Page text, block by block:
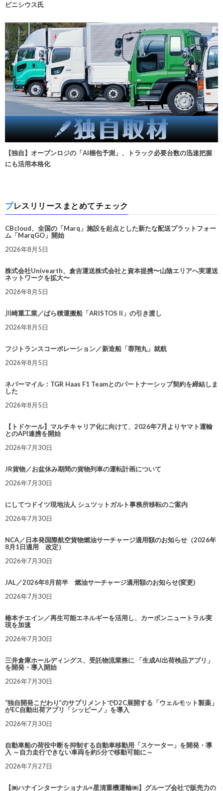
ビニシウス氏
【独自】オープンロジの「AI梱包予測」、トラック必要台数の迅速把握
にも活用本格化
プレスリリースまとめてチェック
CBcloud、全国の「Marq」施設を起点とした新たな配送プラットフォー
ム「MarqGO」開始
2026年8月5日
株式会社Univearth、倉吉運送株式会社と資本提携〜山陰エリアへ実運送
ネットワークを拡大〜
2026年8月5日
川崎重工業／ばら積運搬船「ARISTOS II」の引き渡し
2026年8月5日
フジトランスコーポレーション／新造船「蓉翔丸」就航
2026年8月5日
ネバーマイル：TGR Haas F1 Teamとのパートナーシップ契約を締結しま
した
2026年8月5日
【トドケール】マルチキャリア化に向けて、2026年7月よりヤマト運輸
とのAPI連携を開始
2026年7月30日
JR貨物／お盆休み期間の貨物列車の運転計画について
2026年7月30日
にしてつドイツ現地法人 シュツットガルト事務所移転のご案内
2026年7月30日
NCA／日本発国際航空貨物燃油サーチャージ適用額のお知らせ（2026年
8月1日適用 改定）
2026年7月30日
JAL／2026年8月前半 燃油サーチャージ適用額のお知らせ(変更)
2026年7月30日
椿本チエイン／再生可能エネルギーを活用し、カーボンニュートラル実
現を加速
2026年7月30日
三井倉庫ホールディングス、受託物流業務に 「生成AI出荷検品アプリ」
を開発・導入開始
2026年7月30日
“独自開発こだわり”のサプリメントでD2C展開する「ウェルモット製薬」
がEC自動出荷アプリ「シッピーノ」を導入
2026年7月30日
自動車船の荷役中断を抑制する自動車移動用「スケーター」を開発・導
入 ～自力走行できない車両を約5分で移動可能に～
2026年7月27日
【㈱ハナインターナショナル×星清重機運輸㈱】グループ会社で販売力の